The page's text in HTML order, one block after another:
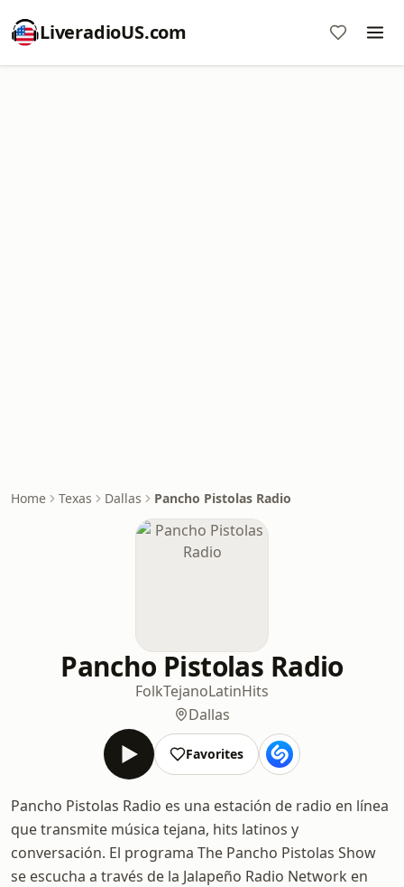
LiveradioUS.com
Home Texas Dallas Pancho Pistolas Radio
Pancho Pistolas Radio
FolkTejanoLatinHits
Dallas
Favorites
Pancho Pistolas Radio es una estación de radio en línea
que transmite música tejana, hits latinos y
conversación. El programa The Pancho Pistolas Show
se escucha a través de la Jalapeño Radio Network en